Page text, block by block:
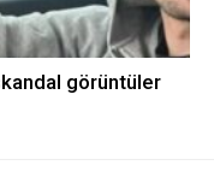
görüntüler